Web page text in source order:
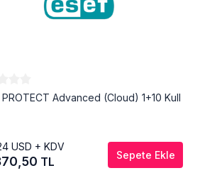
PROTECT Advanced (Cloud) 1+10 Kull
USD + KDV
TL Sepete Ekle